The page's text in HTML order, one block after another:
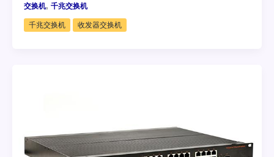
交换机, 千兆交换机
千兆交换机 收发器交换机